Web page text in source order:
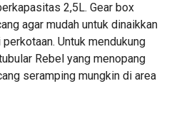
2,5L. Gear box
agar mudah untuk dinaikkan
Untuk mendukung
Rebel yang menopang
seramping mungkin di area